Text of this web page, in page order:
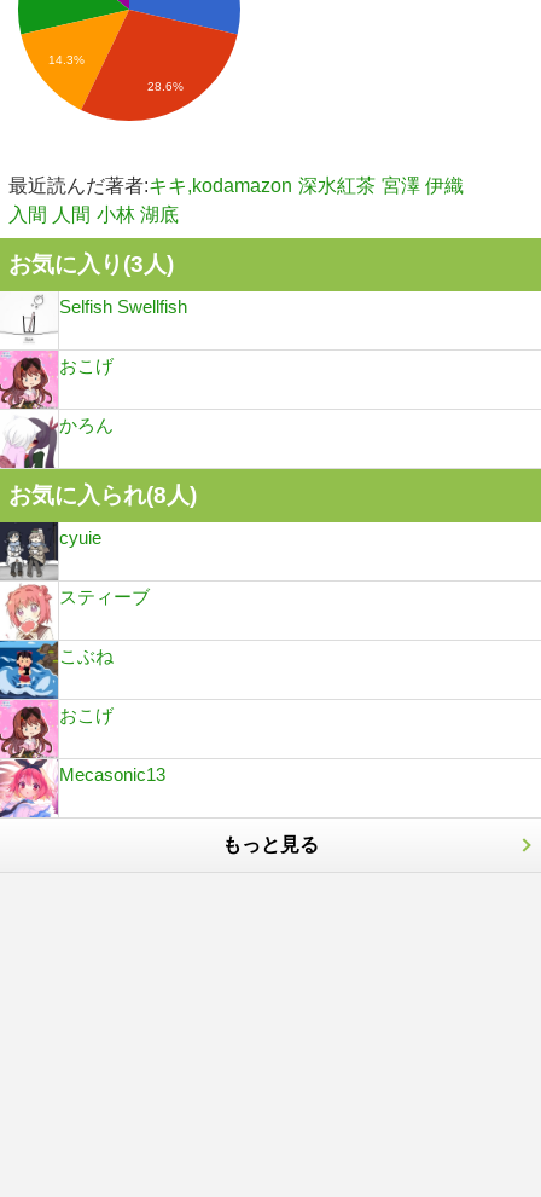
14.3%
28.6%
最近読んだ著者:キキ,kodamazon 深水紅茶 宮澤 伊織
入間 人間 小林 湖底
お気に入り(3人)
Selfish Swellfish
おこげ
かろん
お気に入られ(8人)
cyuie
スティーブ
こぶね
おこげ
Mecasonic13
もっと見る